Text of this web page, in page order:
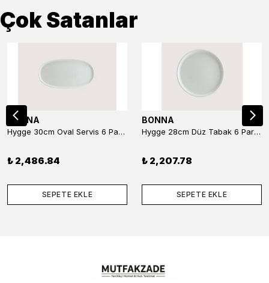
Çok Satanlar
BONNA
Hygge 30cm Oval Servis 6 Parça
₺ 2,486.84
SEPETE EKLE
BONNA
Hygge 28cm Düz Tabak 6 Parça
₺ 2,207.78
SEPETE EKLE